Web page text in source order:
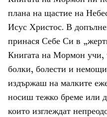
плана на щастие на
Исус Христос. В
принася Себе Си в
Книгата на Мормон учи,
болки, болести и
издържаш на малките
носиш тежко бреме или
които изглеждат